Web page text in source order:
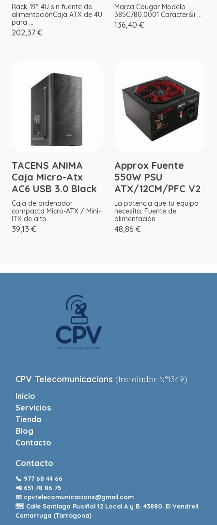
Rack 19" 4U sin fuente de
alimentaciónCaja ATX de 4U
para ...
202,37 €
Marca Cougar Modelo
385C780.0001 Caracter&i ...
136,40 €
TACENS ANIMA
Caja Micro-Atx
AC6 USB 3.0 Black
Caja de ordenador
compacta Micro-ATX / Mini-
ITX de alto ...
39,13 €
Approx Fuente
550W PSU
ATX/12CM/PFC V2
La potencia que tu equipo
necesita. Fuente de
alimentación ...
48,86 €
CPV Telecomunicacions (Instalador Nº1349)
Inicio
Servicios
Tienda
Blog
Contacto
Contacto
📞 977 68 44 66
📲 651 78 86 75
📧 cpvtelecomunicacions@gmail.com
🗺️ Calle Santiago Rusiñol 12 Local A y B. 43880. El Vendrell
Comarruga (Tarragona)